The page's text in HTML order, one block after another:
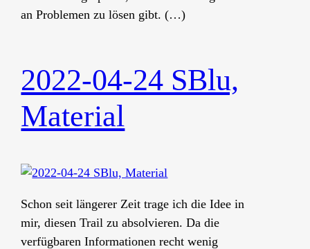
an Problemen zu lösen gibt. (…)
2022-04-24 SBlu,
Material
Schon seit längerer Zeit trage ich die Idee in
mir, diesen Trail zu absolvieren. Da die
verfügbaren Informationen recht wenig